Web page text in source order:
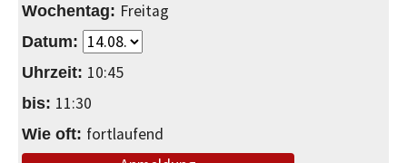
Freitag
10:45
11:30
fortlaufend